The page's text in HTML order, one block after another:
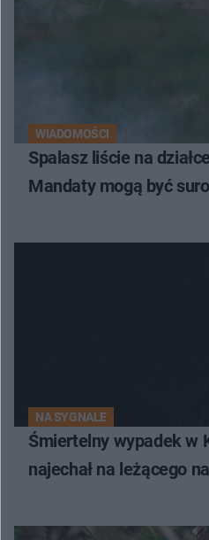
WIADOMOŚCI
Spalasz liście na
Mandaty mogą być
NA SYGNALE
Śmiertelny wypadek w
najechał na leżącego